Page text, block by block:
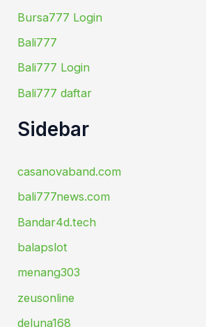
Bursa777 Login
Bali777
Bali777 Login
Bali777 daftar
Sidebar
casanovaband.com
bali777news.com
Bandar4d.tech
balapslot
menang303
zeusonline
deluna168